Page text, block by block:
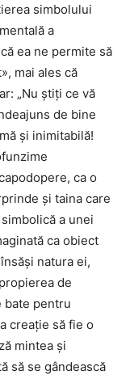
simbolului
a
ea ne permite să
mai ales că
„Nu ştiţi ce vă
de bine
şi inimitabilă!
ca o
şi taina care
a unei
ca obiect
natura ei,
de
bate pentru
creaţie să fie o
mintea şi
să se gândească